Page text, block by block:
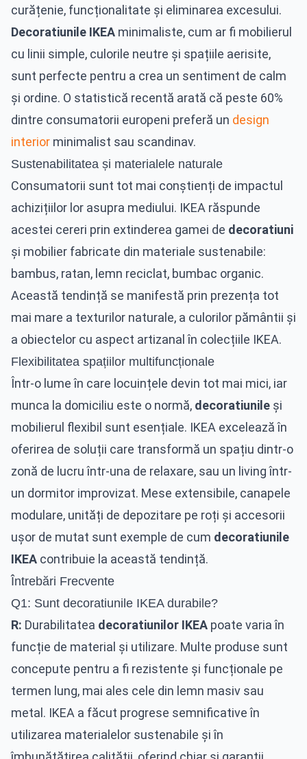
curățenie, funcționalitate și eliminarea excesului.
Decoratiunile IKEA minimaliste, cum ar fi mobilierul
cu linii simple, culorile neutre și spațiile aerisite,
sunt perfecte pentru a crea un sentiment de calm
și ordine. O statistică recentă arată că peste 60%
dintre consumatorii europeni preferă un design
interior minimalist sau scandinav.
Sustenabilitatea și materialele naturale
Consumatorii sunt tot mai conștienți de impactul
achizițiilor lor asupra mediului. IKEA răspunde
acestei cereri prin extinderea gamei de decoratiuni
și mobilier fabricate din materiale sustenabile:
bambus, ratan, lemn reciclat, bumbac organic.
Această tendință se manifestă prin prezența tot
mai mare a texturilor naturale, a culorilor pământii și
a obiectelor cu aspect artizanal în colecțiile IKEA.
Flexibilitatea spațiilor multifuncționale
Într-o lume în care locuințele devin tot mai mici, iar
munca la domiciliu este o normă, decoratiunile și
mobilierul flexibil sunt esențiale. IKEA excelează în
oferirea de soluții care transformă un spațiu dintr-o
zonă de lucru într-una de relaxare, sau un living într-
un dormitor improvizat. Mese extensibile, canapele
modulare, unități de depozitare pe roți și accesorii
ușor de mutat sunt exemple de cum decoratiunile
IKEA contribuie la această tendință.
Întrebări Frecvente
Q1: Sunt decoratiunile IKEA durabile?
R: Durabilitatea decoratiunilor IKEA poate varia în
funcție de material și utilizare. Multe produse sunt
concepute pentru a fi rezistente și funcționale pe
termen lung, mai ales cele din lemn masiv sau
metal. IKEA a făcut progrese semnificative în
utilizarea materialelor sustenabile și în